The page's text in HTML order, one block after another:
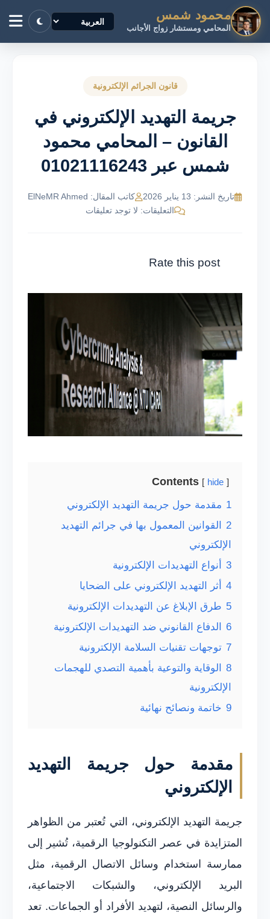
محمود شمس
المحامي ومستشار زواج الأجانب
قانون الجرائم الإلكترونية
جريمة التهديد الإلكتروني في
القانون – المحامي محمود
شمس عبر 01021116243
تاريخ النشر: 13 يناير 2026
كاتب المقال: ElNeMR Ahmed
التعليقات: لا توجد تعليقات
Rate this post
Contents hide
1 مقدمة حول جريمة التهديد الإلكتروني
2
القوانين المعمول بها في جرائم التهديد
الإلكتروني
3
أنواع التهديدات الإلكترونية
4
أثر التهديد الإلكتروني على الضحايا
5 طرق الإبلاغ عن التهديدات الإلكترونية
6
الدفاع القانوني ضد التهديدات الإلكترونية
7 توجهات تقنيات السلامة الإلكترونية
8
الوقاية والتوعية بأهمية التصدي للهجمات
الإلكترونية
9 خاتمة ونصائح نهائية
مقدمة حول جريمة التهديد
الإلكتروني
جريمة التهديد الإلكتروني، التي تُعتبر من الظواهر
المتزايدة في عصر التكنولوجيا الرقمية، تُشير إلى
ممارسة استخدام وسائل الاتصال الرقمية، مثل
البريد الإلكتروني، والشبكات الاجتماعية،
والرسائل النصية، لتهديد الأفراد أو الجماعات. تعد